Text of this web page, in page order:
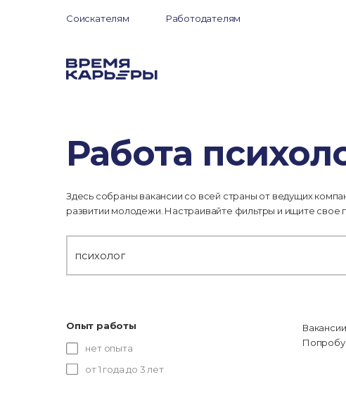
Соискателям Работодателям
Работа
Здесь собраны вакансии со всей страны от ведущих
развитии молодежи. Настраивайте фильтры и ищите свое
Опыт работы
нет опыта
от 1 года до 3 лет